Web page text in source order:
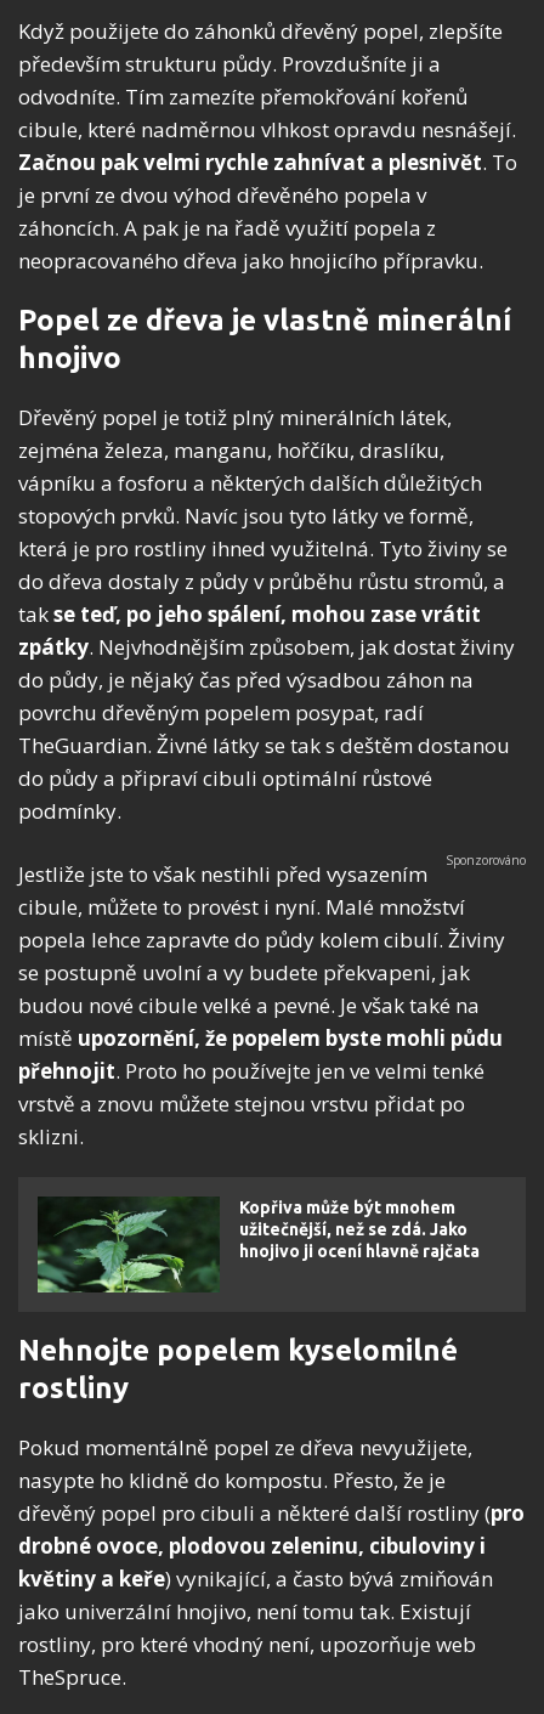
Když použijete do záhonků dřevěný popel, zlepšíte
především strukturu půdy. Provzdušníte ji a
odvodníte. Tím zamezíte přemokřování kořenů
cibule, které nadměrnou vlhkost opravdu nesnášejí.
Začnou pak velmi rychle zahnívat a plesnivět. To
je první ze dvou výhod dřevěného popela v
záhoncích. A pak je na řadě využití popela z
neopracovaného dřeva jako hnojicího přípravku.
Popel ze dřeva je vlastně minerální
hnojivo
Dřevěný popel je totiž plný minerálních látek,
zejména železa, manganu, hořčíku, draslíku,
vápníku a fosforu a některých dalších důležitých
stopových prvků. Navíc jsou tyto látky ve formě,
která je pro rostliny ihned využitelná. Tyto živiny se
do dřeva dostaly z půdy v průběhu růstu stromů, a
takse teď, po jeho spálení, mohou zase vrátit
zpátky. Nejvhodnějším způsobem, jak dostat živiny
do půdy, je nějaký čas před výsadbou záhon na
povrchu dřevěným popelem posypat, radí
TheGuardian. Živné látky se tak s deštěm dostanou
do půdy a připraví cibuli optimální růstové
podmínky.
Jestliže jste to však nestihli před vysazením
cibule, můžete to provést i nyní. Malé množství
popela lehce zapravte do půdy kolem cibulí. Živiny
se postupně uvolní a vy budete překvapeni, jak
budou nové cibule velké a pevné. Je však také na
místě upozornění, že popelem byste mohli půdu
přehnojit. Proto ho používejte jen ve velmi tenké
vrstvě a znovu můžete stejnou vrstvu přidat po
sklizni.
Kopřiva může být mnohem
užitečnější, než se zdá. Jako
hnojivo ji ocení hlavně rajčata
Nehnojte popelem kyselomilné
rostliny
Pokud momentálně popel ze dřeva nevyužijete,
nasypte ho klidně do kompostu. Přesto, že je
dřevěný popel pro cibuli a některé další rostliny (pro
drobné ovoce, plodovou zeleninu, cibuloviny i
květiny a keře) vynikající, a často bývá zmiňován
jako univerzální hnojivo, není tomu tak. Existují
rostliny, pro které vhodný není, upozorňuje web
TheSpruce.